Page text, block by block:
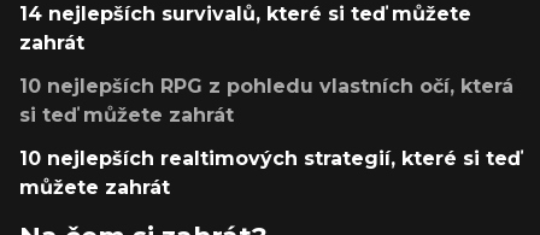
14 nejlepších survivalů, které si teď můžete
zahrát
10 nejlepších RPG z pohledu vlastních očí, která
si teď můžete zahrát
10 nejlepších realtimových strategií, které si teď
můžete zahrát